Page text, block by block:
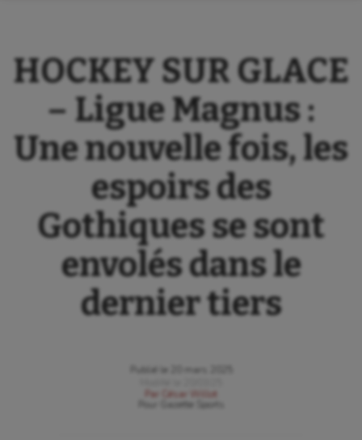
HOCKEY SUR GLACE
– Ligue Magnus :
Une nouvelle fois, les
espoirs des
Gothiques se sont
envolés dans le
dernier tiers
Publié le
20 mars 2025
Par
César Willot
Gazette Sports